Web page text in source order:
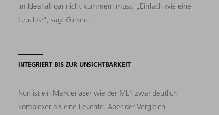
im Idealfall gar nicht kümmern muss. „Einfach wie eine
Leuchte“, sagt Giesen.
INTEGRIERT BIS ZUR UNSICHTBARKEIT
Nun ist ein Markierlaser wie der ML1 zwar deutlich
komplexer als eine Leuchte. Aber der Vergleich